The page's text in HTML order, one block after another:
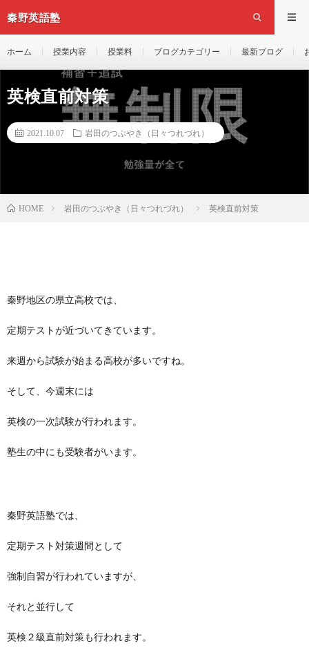
秦野英語塾
ホーム 授業内容 授業料 ブログカテゴリー 最新ブログ
英検直前対策
2021.10.07 岩田のつぶやき（日々つれづれ）
HOME 岩田のつぶやき（日々つれづれ） 英検直前対策
秦野地区の県立高校では、
定期テストが近づいてきています。
来週から試験が始まる高校が多いですね。
そして、今週末には
英検の一次試験が行われます。
塾生の中にも受験者がいます。
秦野英語塾では、
定期テスト対策週間として
強制自習が行われていますが、
それと並行して
英検２級直前対策も行われます。